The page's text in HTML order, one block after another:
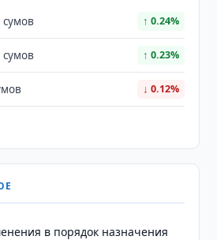
сумов ↑ 0.24%
сумов ↑ 0.23%
↓ 0.12%
в порядок назначения